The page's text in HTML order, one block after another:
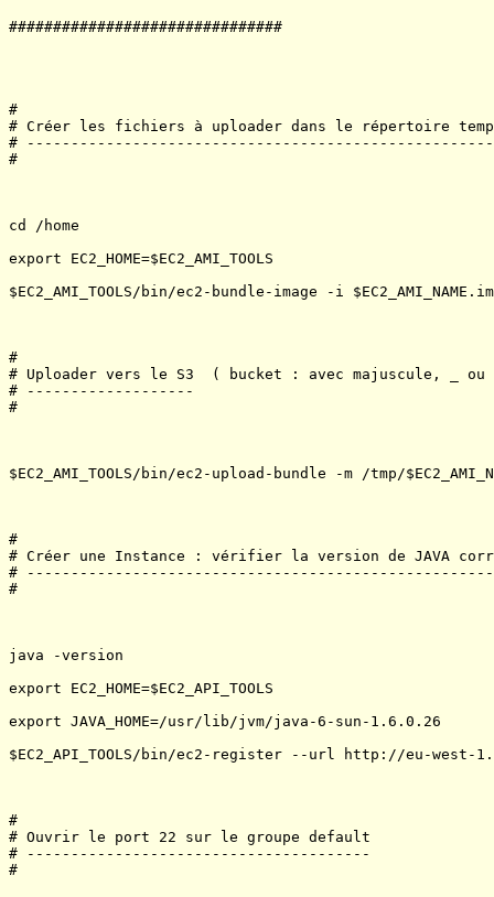
###############################
#
# Créer les fichiers à uploader dans le répertoire
#
#
cd /home
export EC2_HOME=$EC2_AMI_TOOLS
$EC2_AMI_TOOLS/bin/ec2-bundle-image -i
#
# Uploader vers le S3  ( bucket : avec majuscule, _
# -------------------
#
$EC2_AMI_TOOLS/bin/ec2-upload-bundle -m /tmp/
#
# Créer une Instance : vérifier la version de JAVA
#
#
java -version
export EC2_HOME=$EC2_API_TOOLS
export JAVA_HOME=/usr/lib/jvm/java-6-sun-1.6.0.26
$EC2_API_TOOLS/bin/ec2-register --url http://eu-west-
#
# Ouvrir le port 22 sur le groupe default
# ---------------------------------------
#